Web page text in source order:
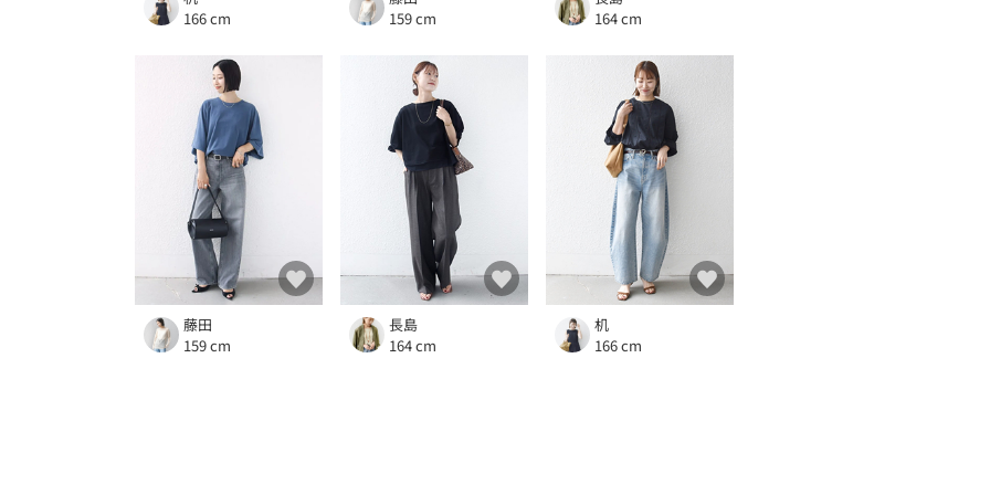
166 cm
159 cm
164 cm
藤田
159 cm
長島
164 cm
机
166 cm